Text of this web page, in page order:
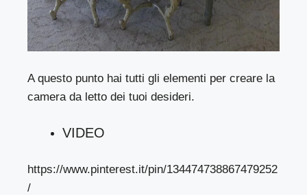
A questo punto hai tutti gli elementi per creare la
camera da letto dei tuoi desideri.
VIDEO
https://www.pinterest.it/pin/134474738867479252
/